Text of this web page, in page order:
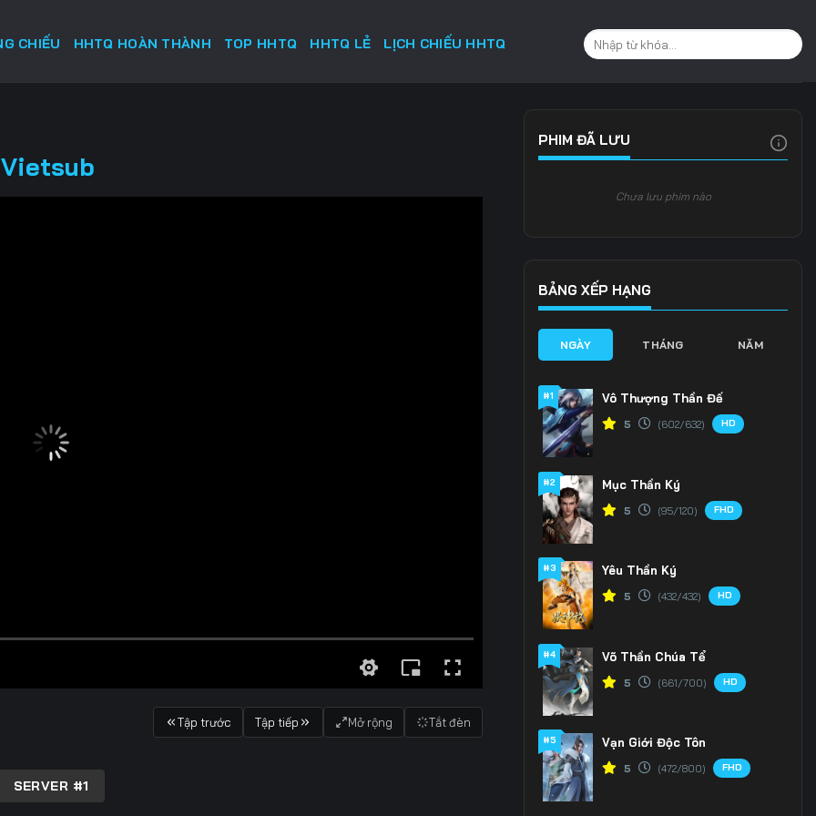
CHIẾU HHTQ HOÀN THÀNH TOP HHTQ HHTQ LẺ LỊCH CHIẾU HHTQ
Tập trước Tập tiếp Mở rộng Tắt đèn
SERVER #1
PHIM ĐÃ LƯU
Chưa lưu phim nào
BẢNG XẾP HẠNG
NGÀY THÁNG NĂM
#1 Vô Thượng Thần Đế
5 (602/632) HD
#2 Mục Thần Ký
5 (95/120) FHD
#3 Yêu Thần Ký
5 (432/432) HD
#4 Võ Thần Chúa Tể
5 (661/700) HD
#5 Vạn Giới Độc Tôn
5 (472/800) FHD